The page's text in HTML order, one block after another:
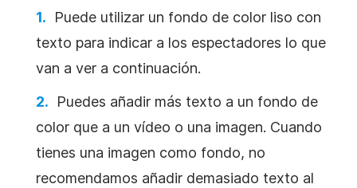
Puede utilizar un fondo de color liso con
texto para indicar a los espectadores lo que
van a ver a continuación.
Puedes añadir más texto a un fondo de
color que a un vídeo o una imagen. Cuando
tienes una imagen como fondo, no
recomendamos añadir demasiado texto al